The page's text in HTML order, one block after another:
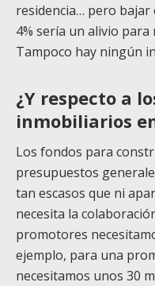
residencia… pero bajar
4% sería un alivio
Tampoco hay ningún
¿Y respecto a
inmobiliarios
Los fondos para
presupuestos
tan escasos que ni
necesita la
promotores
ejemplo, para una
necesitamos unos 30